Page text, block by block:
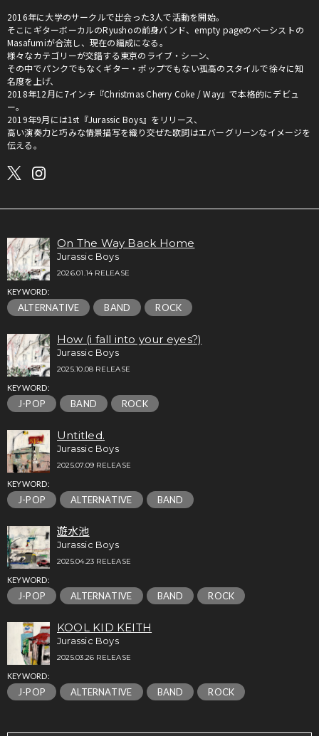
2016年に大学のサークルで出会った3人で活動を開始。
そこにギターボーカルのRyushoの前身バンド、empty pageのベーシストの
Masafumiが合流し、現在の編成になる。
様々なカテゴリーが交錯する東京のライブ・シーン、
その中でパンクでもなくギター・ポップでもない孤高のスタイルで徐々に知
名度を上げ、
2018年12月に7インチ『Christmas Cherry Coke / Way』で本格的にデビュ
ー。
2019年9月には1st『Jurassic Boys』をリリース、
高い演奏力と巧みな情景描写を織り交ぜた歌詞はエバーグリーンなイメージを
伝える。
On The Way Back Home
Jurassic Boys
2026.01.14 RELEASE
KEYWORD:
ALTERNATIVE BAND ROCK
How (i fall into your eyes?)
Jurassic Boys
2025.10.08 RELEASE
KEYWORD:
J-POP BAND ROCK
Untitled.
Jurassic Boys
2025.07.09 RELEASE
KEYWORD:
J-POP ALTERNATIVE BAND
遊水池
Jurassic Boys
2025.04.23 RELEASE
KEYWORD:
J-POP ALTERNATIVE BAND ROCK
KOOL KID KEITH
Jurassic Boys
2025.03.26 RELEASE
KEYWORD:
J-POP ALTERNATIVE BAND ROCK